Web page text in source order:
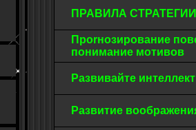
ПРАВИЛА
Проrнозирование
понимание мотивов
Развивайте
Развитие